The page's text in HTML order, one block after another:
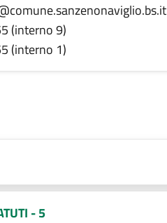
(interno 9)
(interno 1)
- 5